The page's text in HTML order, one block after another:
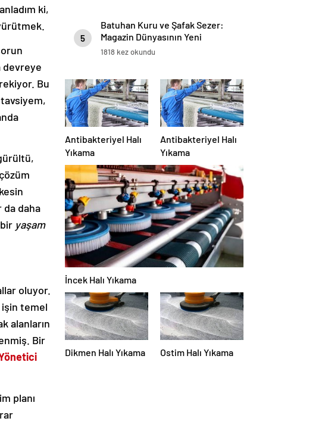
ki,
devreye
Bu
daha
yaşam
oluyor.
temel
alanların
Bir
planı
5
Batuhan Kuru ve Şafak Sezer:
Magazin Dünyasının Yeni
“Dynamic Duo”su!
1818 kez okundu
Antibakteriyel Halı
Yıkama
Antibakteriyel Halı
Yıkama
İncek Halı Yıkama
Dikmen Halı Yıkama Ostim Halı Yıkama